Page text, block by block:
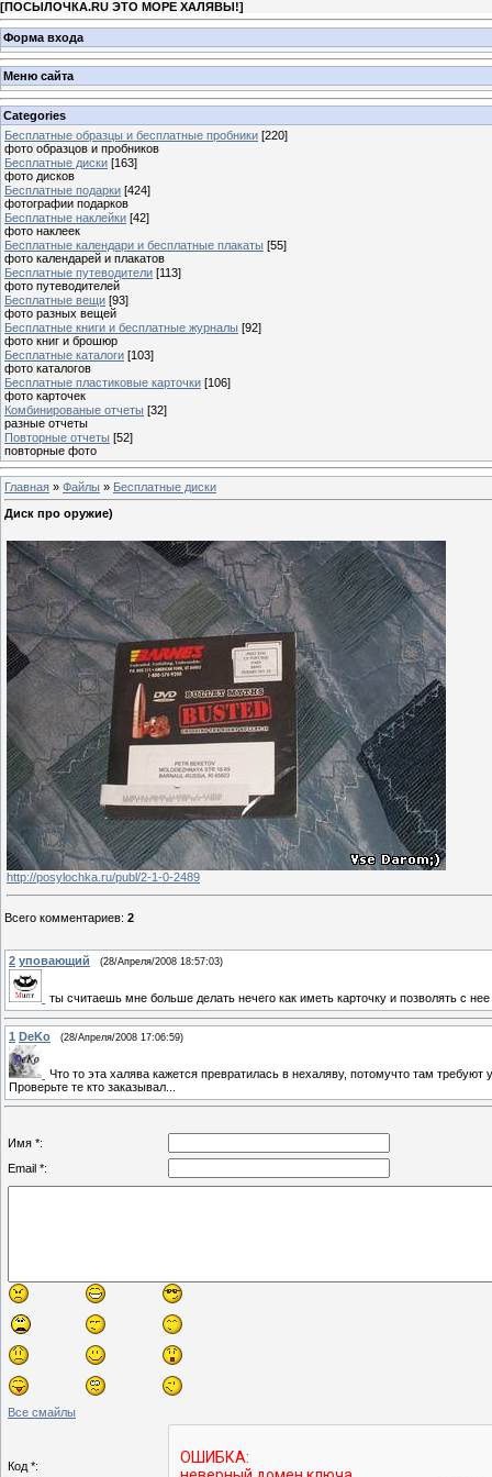
[ПОСЫЛОЧКА.RU ЭТО МОРЕ ХАЛЯВЫ!]
Форма входа
Меню сайта
Categories
Бесплатные образцы и бесплатные пробники [220]
фото образцов и пробников
Бесплатные диски [163]
фото дисков
Бесплатные подарки [424]
фотографии подарков
Бесплатные наклейки [42]
фото наклеек
Бесплатные календари и бесплатные плакаты [55]
фото календарей и плакатов
Бесплатные путеводители [113]
фото путеводителей
Бесплатные вещи [93]
фото разных вещей
Бесплатные книги и бесплатные журналы [92]
фото книг и брошюр
Бесплатные каталоги [103]
фото каталогов
Бесплатные пластиковые карточки [106]
фото карточек
Комбинированые отчеты [32]
разные отчеты
Повторные отчеты [52]
повторные фото
Главная » Файлы » Бесплатные диски
Диск про оружие)
http://posylochka.ru/publ/2-1-0-2489
Всего комментариев: 2
2 уповающий (28/Апреля/2008 18:57:03)
ты считаешь мне больше делать нечего как иметь карточку и позволять с
1 DeKo (28/Апреля/2008 17:06:59)
Что то эта халява кажется превратилась в нехаляву, потомучто там требуют
Проверьте те кто заказывал...
Имя *:
Email *:
Все смайлы
Код *: